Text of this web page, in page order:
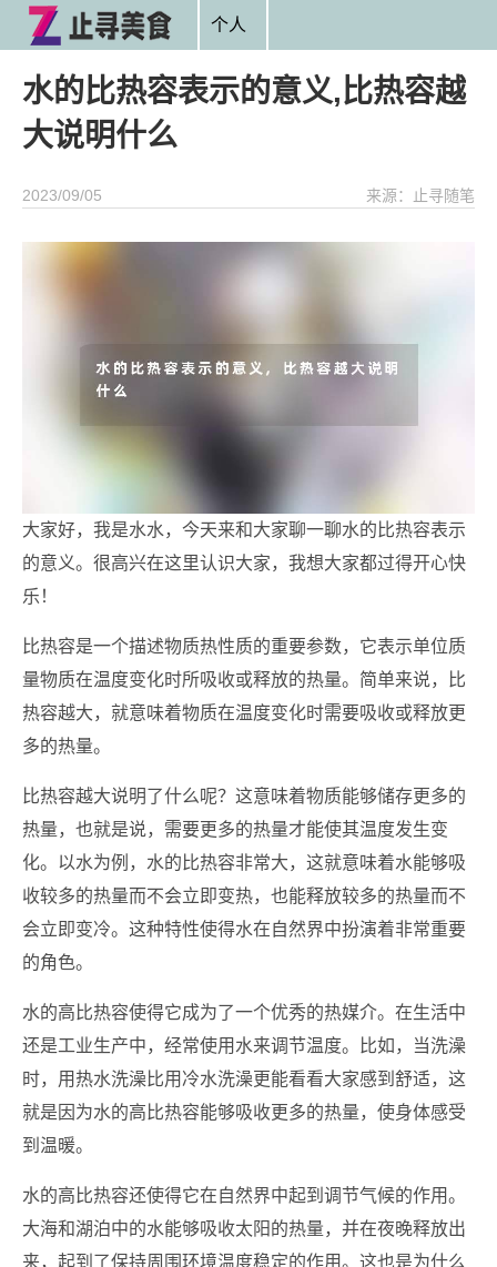
个人
水的比热容表示的意义,比热容越
大说明什么
2023/09/05 来源：止寻随笔
大家好，我是水水，今天来和大家聊一聊水的比热容表示
的意义。很高兴在这里认识大家，我想大家都过得开心快
乐！
比热容是一个描述物质热性质的重要参数，它表示单位质
量物质在温度变化时所吸收或释放的热量。简单来说，比
热容越大，就意味着物质在温度变化时需要吸收或释放更
多的热量。
比热容越大说明了什么呢？这意味着物质能够储存更多的
热量，也就是说，需要更多的热量才能使其温度发生变
化。以水为例，水的比热容非常大，这就意味着水能够吸
收较多的热量而不会立即变热，也能释放较多的热量而不
会立即变冷。这种特性使得水在自然界中扮演着非常重要
的角色。
水的高比热容使得它成为了一个优秀的热媒介。在生活中
还是工业生产中，经常使用水来调节温度。比如，当洗澡
时，用热水洗澡比用冷水洗澡更能看看大家感到舒适，这
就是因为水的高比热容能够吸收更多的热量，使身体感受
到温暖。
水的高比热容还使得它在自然界中起到调节气候的作用。
大海和湖泊中的水能够吸收太阳的热量，并在夜晚释放出
来，起到了保持周围环境温度稳定的作用。这也是为什么